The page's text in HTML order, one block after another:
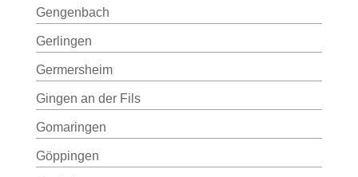
Gengenbach
Gerlingen
Germersheim
Gingen an der Fils
Gomaringen
Göppingen